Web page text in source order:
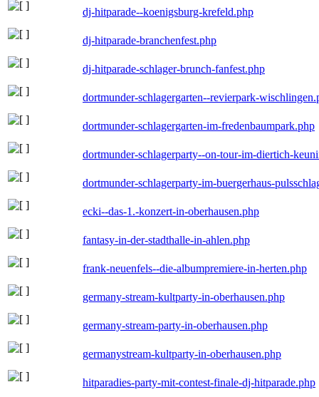
dj-hitparade--koenigsburg-krefeld.php
dj-hitparade-branchenfest.php
dj-hitparade-schlager-brunch-fanfest.php
dortmunder-schlagergarten--revierpark-
dortmunder-schlagergarten-im-fredenbaumpark.php
dortmunder-schlagerparty--on-tour-im-diertich-
dortmunder-schlagerparty-im-buergerhaus-
ecki--das-1.-konzert-in-oberhausen.php
fantasy-in-der-stadthalle-in-ahlen.php
frank-neuenfels--die-albumpremiere-in-herten.php
germany-stream-kultparty-in-oberhausen.php
germany-stream-party-in-oberhausen.php
germanystream-kultparty-in-oberhausen.php
hitparadies-party-mit-contest-finale-dj-hitparade.php